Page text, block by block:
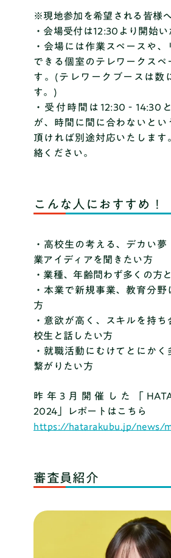
※現地参加を希望される皆様へ
・会場受付は12:30より開始い
・会場には作業スペースや、
できる個室のテレワークスペ
す。(テレワークブースは数
す。)
・受付時間は12:30‐14:30
が、時間に間に合わないとい
頂ければ別途対応いたします
絡ください。
こんな人におすすめ！
・高校生の考える、デカい
業アイディアを聞きたい方
・業種、年齢問わず多くの方
・本業で新規事業、教育分野
方
・意欲が高く、スキルを持
校生と話したい方
・就職活動にむけてとにかく
繋がりたい方
昨年3月開催した「
2024」レポートはこちら
https://hatarakubu.jp/news/
審査員紹介